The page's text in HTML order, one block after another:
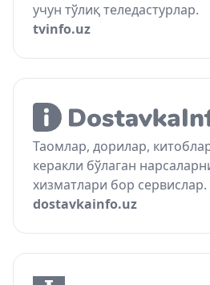
учун тўлиқ теледастурлар.
tvinfo.uz
Таомлар, дорилар,
керакли бўлаган
хизматлари бор сервислар.
dostavkainfo.uz